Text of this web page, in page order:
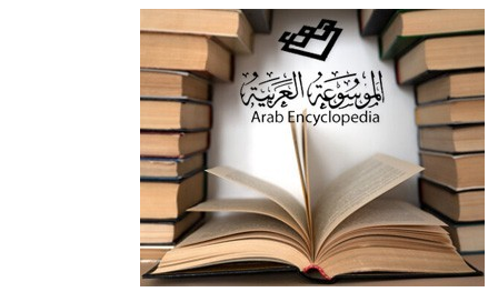
- هل تعلم أن أبقراط كتب في الطب أربعة مؤلفات هي:
الحكم، الأدلة، تنظيم التغذية، ورسالته في جروح الرأس. ويعود
له الفضل بأنه حرر الطب من الدين والفلسفة.
- هل تعلم أن المرجان إفراز حيواني يتكون في البحر ويتركب
من مادة كربونات الكلسيوم، وهو أحمر أو شديد الحمرة وهو
أجود أنواعه، ويمتاز بكبر الحجم ويسمى الش